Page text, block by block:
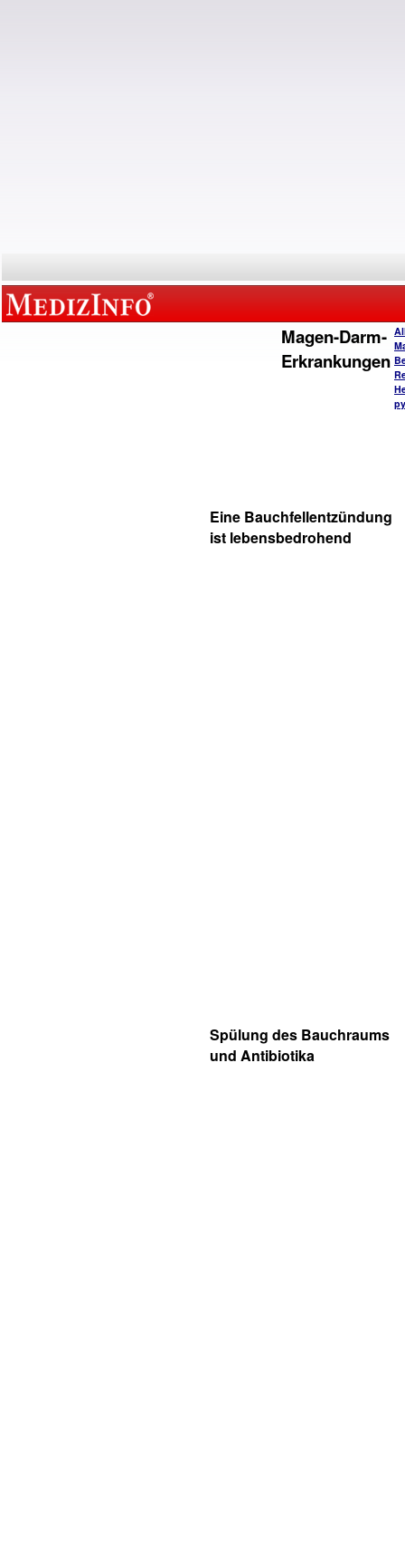
Magen-Darm-
Erkrankungen
Eine Bauchfellentzündung
ist lebensbedrohend
Spülung des Bauchraums
und Antibiotika